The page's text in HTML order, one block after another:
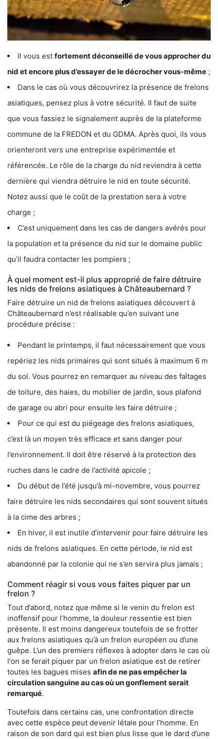
Il vous est fortement déconseillé de vous approcher du
nid et encore plus d’essayer de le décrocher vous-même ;
Dans le cas où vous découvrirez la présence de frelons
asiatiques, pensez plus à votre sécurité. Il faut de suite
que vous fassiez le signalement auprès de la plateforme
commune de la FREDON et du GDMA. Après quoi, ils vous
orienteront vers une entreprise expérimentée et
référencée. Le rôle de la charge du nid reviendra à cette
dernière qui viendra détruire le nid en toute sécurité.
Notez aussi que le coût de la prestation sera à votre
charge ;
C’est uniquement dans les cas de dangers avérés pour
la population et la présence du nid sur le domaine public
qu’il faudra contacter les pompiers ;
À quel moment est-il plus approprié de faire détruire
les nids de frelons asiatiques à Châteaubernard ?
Faire détruire un nid de frelons asiatiques découvert à
Châteaubernard n’est réalisable qu’en suivant une
procédure précise :
Pendant le printemps, il faut nécessairement que vous
repériez les nids primaires qui sont situés à maximum 6 m
du sol. Vous pourrez en remarquer au niveau des faîtages
de toiture, des haies, du mobilier de jardin, sous plafond
de garage ou abri pour ensuite les faire détruire ;
Pour ce qui est du piégeage des frelons asiatiques,
c’est là un moyen très efficace et sans danger pour
l’environnement. Il doit être réservé à la protection des
ruches dans le cadre de l’activité apicole ;
Du début de l’été jusqu’à mi-novembre, vous pourrez
faire détruire les nids secondaires qui sont souvent situés
à la cime des arbres ;
En hiver, il est inutile d’intervenir pour faire détruire les
nids de frelons asiatiques. En cette période, le nid est
abandonné par la colonie qui ne s’en servira plus jamais ;
Comment réagir si vous vous faites piquer par un
frelon ?
Tout d’abord, notez que même si le venin du frelon est
inoffensif pour l’homme, la douleur ressentie est bien
présente. Il est moins dangereux toutefois de se frotter
aux frelons asiatiques qu’à un frelon européen ou d’une
guêpe. L’un des premiers réflexes à adopter dans le cas où
l'on se ferait piquer par un frelon asiatique est de retirer
toutes les bagues mises afin de ne pas empêcher la
circulation sanguine au cas où un gonflement serait
remarqué.
Toutefois dans certains cas, une confrontation directe
avec cette espèce peut devenir létale pour l’homme. En
raison de son dard qui est bien plus lisse que le dard d’une